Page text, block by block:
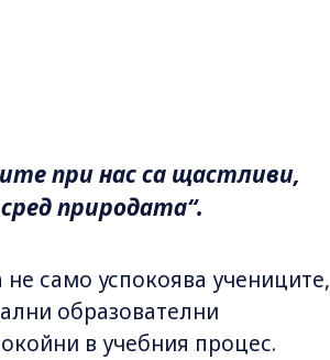
при нас са щастливи,
природата“.
само успокоява учениците,
образователни
в учебния процес.